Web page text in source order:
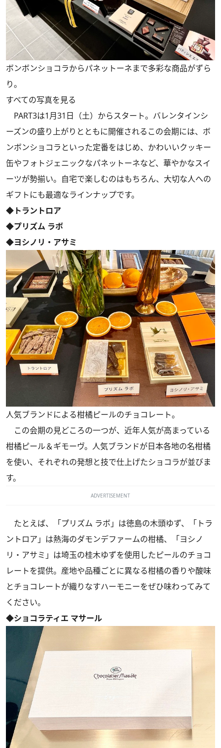
ボンボンショコラからパネットーネまで多彩な商品がずら
り。
すべての写真を見る
PART3は1月31日（土）からスタート。バレンタインシ
ーズンの盛り上がりとともに開催されるこの会期には、ボ
ンボンショコラといった定番をはじめ、かわいいクッキー
缶やフォトジェニックなパネットーネなど、華やかなスイ
ーツが勢揃い。自宅で楽しむのはもちろん、大切な人への
ギフトにも最適なラインナップです。
◆トラントロア
◆プリズム ラボ
◆ヨシノリ・アサミ
人気ブランドによる柑橘ピールのチョコレート。
この会期の見どころの一つが、近年人気が高まっている
柑橘ピール＆ギモーヴ。人気ブランドが日本各地の名柑橘
を使い、それぞれの発想と技で仕上げたショコラが並びま
す。
ADVERTISEMENT
たとえば、「プリズム ラボ」は徳島の木頭ゆず、「トラ
ントロア」は熱海のダモンデファームの柑橘、「ヨシノ
リ・アサミ」は埼玉の桂木ゆずを使用したピールのチョコ
レートを提供。産地や品種ごとに異なる柑橘の香りや酸味
とチョコレートが織りなすハーモニーをぜひ味わってみて
ください。
◆ショコラティエ マサール